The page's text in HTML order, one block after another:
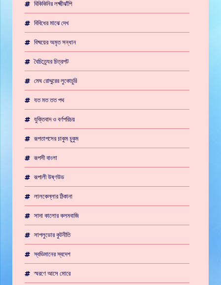
বিকিকিনির লক্ষ্মীঝাঁপি
বিবিধের মাঝে দেখ
বিষ্ময়ের অমৃত সন্ধান
বৈচিত্র্যের চিত্রপট
মেঘ রোদ্দুরের লুকোচুরি
যত মত তত পথ
যুক্তিবাদ ও বর্ণপরিচয়
রূপতাপসের চাকুম চুকুম
রূপসী বাংলা
রূপালী উষ্ণউড
লালকেল্লার ঠিকানা
সাদা কালোর কলমবাজি
সাপলুডোর কুটনীতি
স্বভিমানের স্বদেশ
স্মরণে আসে মোরে